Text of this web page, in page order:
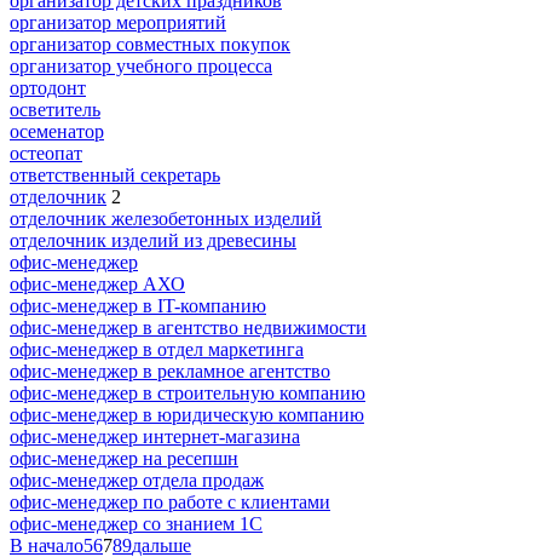
организатор мероприятий
организатор совместных покупок
организатор учебного процесса
ортодонт
осветитель
осеменатор
остеопат
ответственный секретарь
отделочник 2
отделочник железобетонных изделий
отделочник изделий из древесины
офис-менеджер
офис-менеджер АХО
офис-менеджер в IT-компанию
офис-менеджер в агентство недвижимости
офис-менеджер в отдел маркетинга
офис-менеджер в рекламное агентство
офис-менеджер в строительную компанию
офис-менеджер в юридическую компанию
офис-менеджер интернет-магазина
офис-менеджер на ресепшн
офис-менеджер отдела продаж
офис-менеджер по работе с клиентами
офис-менеджер со знанием 1С
В начало56789дальше